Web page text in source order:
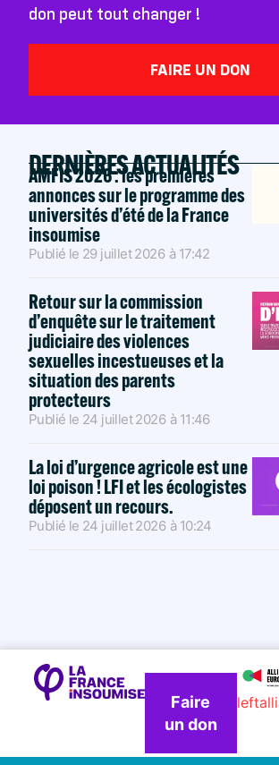
don peut tout changer !
FAIRE UN DON
DERNIÈRES ACTUALITÉS
AMFIS 2026 : les premières
annonces sur le programme des
universités d’été de la France
insoumise
Publié le 29 juillet 2026 à 17:42
Retour sur la commission
d’enquête sur le traitement
judiciaire des violences
sexuelles incestueuses et la
situation des parents
protecteurs
Publié le 24 juillet 2026 à 11:46
La loi d’urgence agricole est une
loi poison ! LFI et les écologistes
déposent un recours.
Publié le 24 juillet 2026 à 10:24
Faire
un don